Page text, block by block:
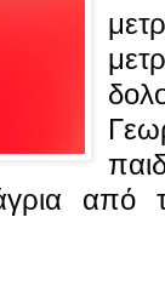
από